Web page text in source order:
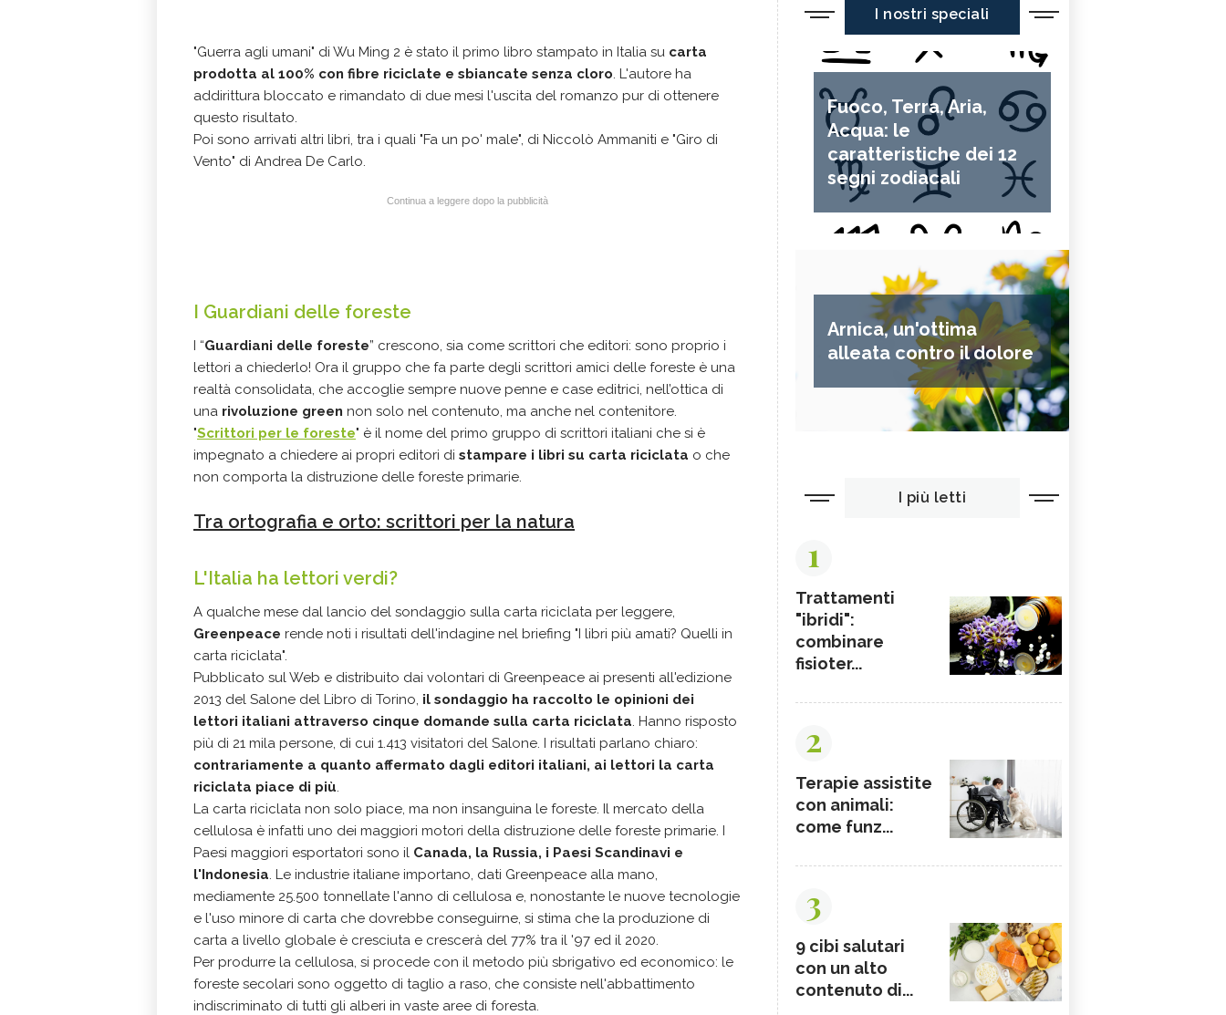
"Guerra agli umani" di Wu Ming 2 è stato il primo libro stampato in Italia su carta
prodotta al 100% con fibre riciclate e sbiancate senza cloro. L'autore ha
addirittura bloccato e rimandato di due mesi l'uscita del romanzo pur di ottenere
questo risultato.
Poi sono arrivati altri libri, tra i quali "Fa un po' male", di Niccolò Ammaniti e "Giro di
Vento" di Andrea De Carlo.
Continua a leggere dopo la pubblicità
I Guardiani delle foreste
I “Guardiani delle foreste” crescono, sia come scrittori che editori: sono proprio i
lettori a chiederlo! Ora il gruppo che fa parte degli scrittori amici delle foreste è una
realtà consolidata, che accoglie sempre nuove penne e case editrici, nell’ottica di
una rivoluzione green non solo nel contenuto, ma anche nel contenitore.
"Scrittori per le foreste" è il nome del primo gruppo di scrittori italiani che si è
impegnato a chiedere ai propri editori di stampare i libri su carta riciclata o che
non comporta la distruzione delle foreste primarie.
Tra ortografia e orto: scrittori per la natura
L'Italia ha lettori verdi?
A qualche mese dal lancio del sondaggio sulla carta riciclata per leggere,
Greenpeace rende noti i risultati dell'indagine nel briefing "I libri più amati? Quelli in
carta riciclata".
Pubblicato sul Web e distribuito dai volontari di Greenpeace ai presenti all'edizione
2013 del Salone del Libro di Torino, il sondaggio ha raccolto le opinioni dei
lettori italiani attraverso cinque domande sulla carta riciclata. Hanno risposto
più di 21 mila persone, di cui 1.413 visitatori del Salone. I risultati parlano chiaro:
contrariamente a quanto affermato dagli editori italiani, ai lettori la carta
riciclata piace di più.
La carta riciclata non solo piace, ma non insanguina le foreste. Il mercato della
cellulosa è infatti uno dei maggiori motori della distruzione delle foreste primarie. I
Paesi maggiori esportatori sono il Canada, la Russia, i Paesi Scandinavi e
l'Indonesia. Le industrie italiane importano, dati Greenpeace alla mano,
mediamente 25.500 tonnellate l'anno di cellulosa e, nonostante le nuove tecnologie
e l'uso minore di carta che dovrebbe conseguirne, si stima che la produzione di
carta a livello globale è cresciuta e crescerà del 77% tra il '97 ed il 2020.
Per produrre la cellulosa, si procede con il metodo più sbrigativo ed economico: le
foreste secolari sono oggetto di taglio a raso, che consiste nell'abbattimento
indiscriminato di tutti gli alberi in vaste aree di foresta.
I nostri speciali
Fuoco, Terra, Aria,
Acqua: le
caratteristiche dei 12
segni zodiacali
Arnica, un'ottima
alleata contro il dolore
I più letti
1
Trattamenti
"ibridi":
combinare
fisioter...
2
Terapie assistite
con animali:
come funz...
3
9 cibi salutari
con un alto
contenuto di...